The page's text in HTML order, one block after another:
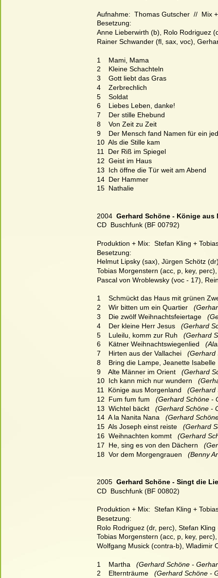
Aufnahme:  Thomas Gutscher  //  Mix
Besetzung:
Anne Lieberwirth (b), Rolo Rodriguez
Rainer Schwander (fl, sax, voc),
1    Mami, Mama
2    Kleine Schachteln
3    Gott liebt das Gras
4    Zerbrechlich
5    Soldat
6    Liebes Leben, danke!
7    Der stille Ehebund
8    Von Zeit zu Zeit
9    Der Mensch fand Namen für ein
10  Als die Stille kam
11  Der Riß im Spiegel
12  Geist im Haus
13  Ich öffne die Tür weit am Abend
14  Der Hammer
15  Nathalie
2004 Gerhard Schöne - Könige aus
CD  Buschfunk (BF 00792)
Produktion + Mix:  Stefan Kling +
Besetzung:
Helmut Lipsky (sax), Jürgen Schötz
Tobias Morgenstern (acc, p, key,
Pascal von Wroblewsky (voc - 17),
1    Schmückt das Haus mit grünen
2    Wir bitten um ein Quartier
3    Die zwölf Weihnachtsfeiertage
4    Der kleine Herr Jesus
(Gerhard
5    Luleilu, komm zur Ruh
(Gerhard
6    Kätner Weihnachtswiegenlied
7    Hirten aus der Vallachei
8    Bring die Lampe, Jeanette Isabelle
9    Alte Männer im Orient
(Gerhard
10  Ich kann mich nur wundern
11  Könige aus Morgenland
12  Fum fum fum
(Gerhard Schöne -
13  Wichtel bäckt
(Gerhard Schöne -
14  A la Nanita Nana
(Gerhard
15  Als Joseph einst reiste
(Gerhard
16  Weihnachten kommt
(Gerhard
17  He, sing es von den Dächern
18  Vor dem Morgengrauen
(Benny
2005 Gerhard Schöne - Singt die
CD  Buschfunk (BF 00802)
Produktion + Mix:  Stefan Kling +
Besetzung:
Rolo Rodriguez (dr, perc), Stefan
Tobias Morgenstern (acc, p, key,
Wolfgang Musick (contra-b), Wladimir
1    Martha
(Gerhard Schöne -
2    Elternträume
(Gerhard Schöne -